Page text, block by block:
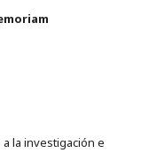
la investigación e